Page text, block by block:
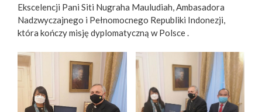
Ekscelencji Pani Siti Nugraha Mauludiah, Ambasadora
Nadzwyczajnego i Pełnomocnego Republiki Indonezji,
która kończy misję dyplomatyczną w Polsce .